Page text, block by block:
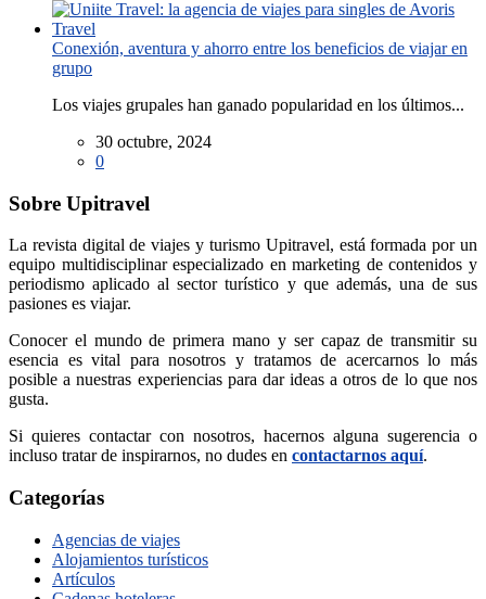
Conexión, aventura y ahorro entre los beneficios de viajar en
grupo
Los viajes grupales han ganado popularidad en los últimos...
30 octubre, 2024
0
Sobre Upitravel
La revista digital de viajes y turismo Upitravel, está formada por un
equipo multidisciplinar especializado en marketing de contenidos y
periodismo aplicado al sector turístico y que además, una de sus
pasiones es viajar.
Conocer el mundo de primera mano y ser capaz de transmitir su
esencia es vital para nosotros y tratamos de acercarnos lo más
posible a nuestras experiencias para dar ideas a otros de lo que nos
gusta.
Si quieres contactar con nosotros, hacernos alguna sugerencia o
incluso tratar de inspirarnos, no dudes en contactarnos aquí.
Categorías
Agencias de viajes
Alojamientos turísticos
Artículos